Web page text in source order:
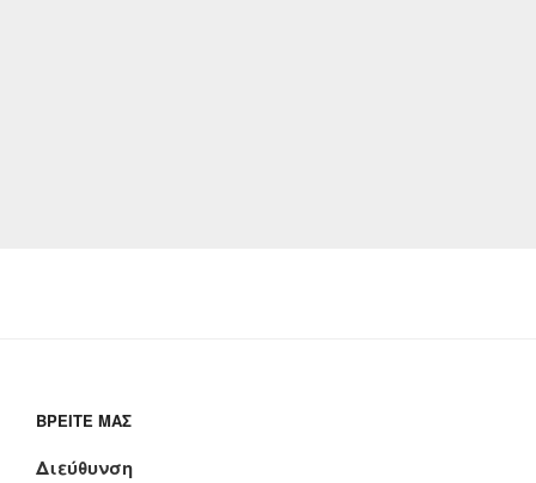
ΒΡΕΊΤΕ ΜΑΣ
Διεύθυνση